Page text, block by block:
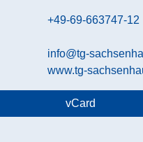
+49-69-663747-12
info@tg-
www.tg-
vCard